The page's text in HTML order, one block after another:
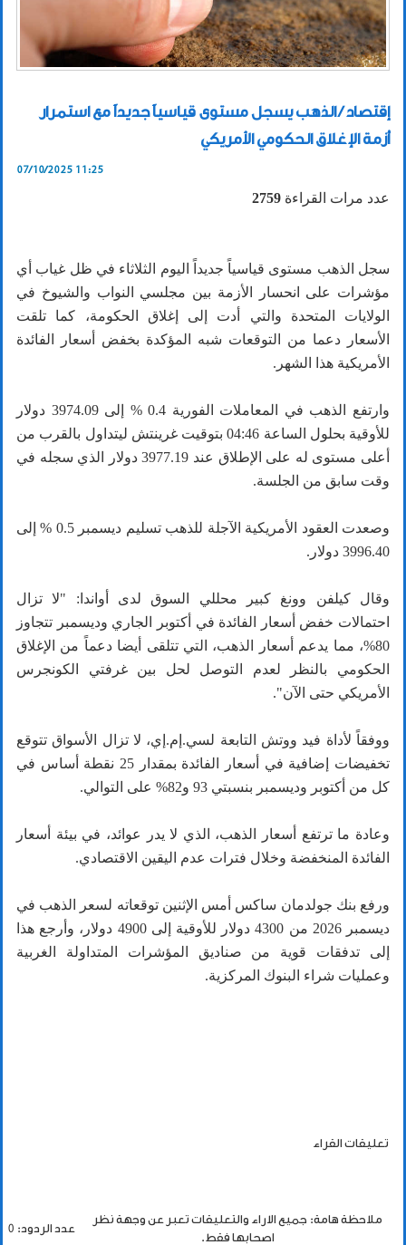
إقتصاد / الذهب يسجل مستوى قياسياً جديداً مع استمرار
أزمة الإغلاق الحكومي الأمريكي
07/10/2025 11:25
عدد مرات القراءة 2759
سجل الذهب مستوى قياسياً جديداً اليوم الثلاثاء في ظل غياب أي
مؤشرات على انحسار الأزمة بين مجلسي النواب والشيوخ في
الولايات المتحدة والتي أدت إلى إغلاق الحكومة، كما تلقت
الأسعار دعما من التوقعات شبه المؤكدة بخفض أسعار الفائدة
الأمريكية هذا الشهر.
وارتفع الذهب في المعاملات الفورية 0.4 % إلى 3974.09 دولار
للأوقية بحلول الساعة 04:46 بتوقيت غرينتش ليتداول بالقرب من
أعلى مستوى له على الإطلاق عند 3977.19 دولار الذي سجله في
وقت سابق من الجلسة.
وصعدت العقود الأمريكية الآجلة للذهب تسليم ديسمبر 0.5 % إلى
3996.40 دولار.
وقال كيلفن وونغ كبير محللي السوق لدى أواندا: "لا تزال
احتمالات خفض أسعار الفائدة في أكتوبر الجاري وديسمبر تتجاوز
80%، مما يدعم أسعار الذهب، التي تتلقى أيضا دعماً من الإغلاق
الحكومي بالنظر لعدم التوصل لحل بين غرفتي الكونجرس
الأمريكي حتى الآن".
ووفقاً لأداة فيد ووتش التابعة لسي.إم.إي، لا تزال الأسواق تتوقع
تخفيضات إضافية في أسعار الفائدة بمقدار 25 نقطة أساس في
كل من أكتوبر وديسمبر بنسبتي 93 و82% على التوالي.
وعادة ما ترتفع أسعار الذهب، الذي لا يدر عوائد، في بيئة أسعار
الفائدة المنخفضة وخلال فترات عدم اليقين الاقتصادي.
ورفع بنك جولدمان ساكس أمس الإثنين توقعاته لسعر الذهب في
ديسمبر 2026 من 4300 دولار للأوقية إلى 4900 دولار، وأرجع هذا
إلى تدفقات قوية من صناديق المؤشرات المتداولة الغربية
وعمليات شراء البنوك المركزية.
تعليقات القراء
ملاحظة هامة: جميع الاراء والتعليقات تعبر عن وجهة نظر
اصحابها فقط.
عدد الردود: 0